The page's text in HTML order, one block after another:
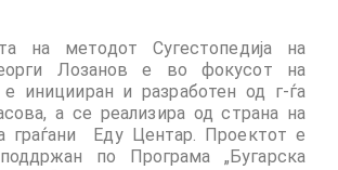
на методот Сугестопедија на
Лозанов е во фокусот на
е иницииран и разработен од г-ѓа
а се реализира од страна на
граѓани Еду Центар. Проектот е
по Програма „Бугарска